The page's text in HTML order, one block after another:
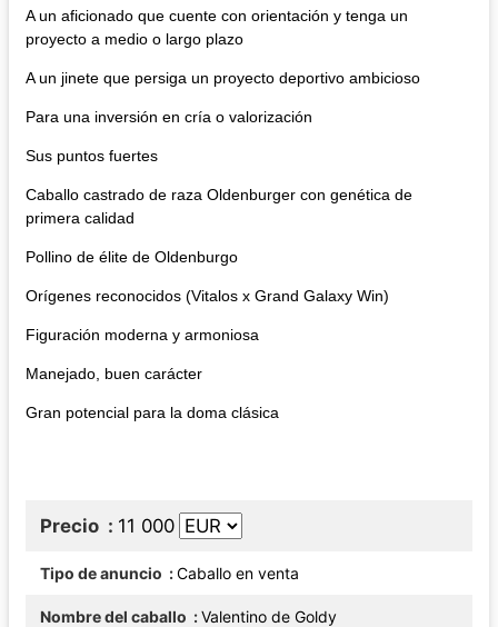
A un aficionado que cuente con orientación y tenga un
proyecto a medio o largo plazo
A un jinete que persiga un proyecto deportivo ambicioso
Para una inversión en cría o valorización
Sus puntos fuertes
Caballo castrado de raza Oldenburger con genética de
primera calidad
Pollino de élite de Oldenburgo
Orígenes reconocidos (Vitalos x Grand Galaxy Win)
Figuración moderna y armoniosa
Manejado, buen carácter
Gran potencial para la doma clásica
Precio 11 000
Tipo de anuncio Caballo en venta
Nombre del caballo Valentino de Goldy